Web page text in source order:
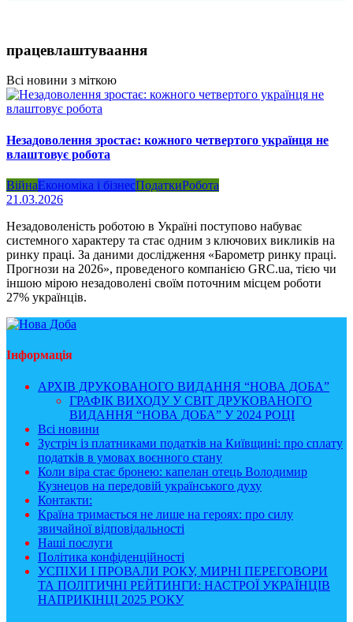
працевлаштуваання
Всі новини з міткою
Незадоволення зростає: кожного четвертого українця не
влаштовує робота
ВійнаЕкономіка і бізнесПодаткиРобота
21.03.2026
Незадоволеність роботою в Україні поступово набуває
системного характеру та стає одним з ключових викликів на
ринку праці. За даними дослідження «Барометр ринку праці.
Прогнози на 2026», проведеного компанією GRC.ua, тією чи
іншою мірою незадоволені своїм поточним місцем роботи
27% українців.
Інформація
АРХІВ ДРУКОВАНОГО ВИДАННЯ “НОВА ДОБА”
ГРАФІК ВИХОДУ У СВІТ ДРУКОВАНОГО
ВИДАННЯ “НОВА ДОБА” У 2024 РОЦІ
Всі новини
Зустріч із платниками податків на Київщині: про сплату
податків в умовах воєнного стану
Коли віра стає бронею: капелан отець Володимир
Кузнецов на передовій українського духу
Контакти:
Країна тримається не лише на героях: про силу
звичайної відповідальності
Наші послуги
Політика конфіденційності
УСПІХИ І ПРОВАЛИ РОКУ, МИРНІ ПЕРЕГОВОРИ
ТА ПОЛІТИЧНІ РЕЙТИНГИ: НАСТРОЇ УКРАЇНЦІВ
НАПРИКІНЦІ 2025 РОКУ